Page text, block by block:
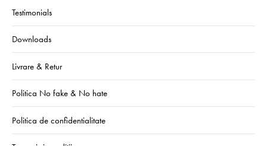
Testimonials
Downloads
Livrare & Retur
Politica No fake & No hate
Politica de confidentialitate